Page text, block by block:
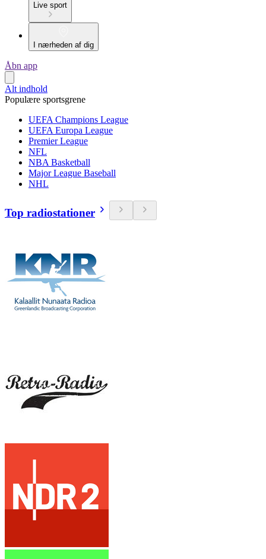
Live sport
I nærheden af dig
Åbn app
Alt indhold
Populære sportsgrene
UEFA Champions League
UEFA Europa League
Premier League
NFL
NBA Basketball
Major League Baseball
NHL
Top radiostationer